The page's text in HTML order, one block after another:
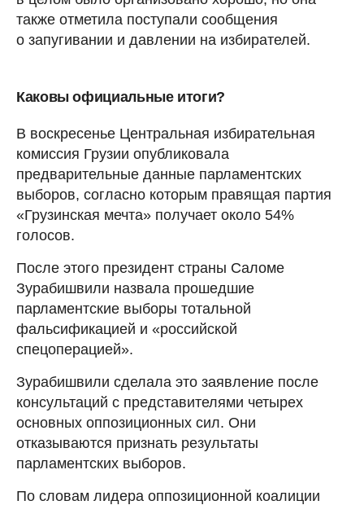
также отметила поступали сообщения
о запугивании и давлении на избирателей.
Каковы официальные итоги?
В воскресенье Центральная избирательная
комиссия Грузии опубликовала
предварительные данные парламентских
выборов, согласно которым правящая партия
«Грузинская мечта» получает около 54%
голосов.
После этого президент страны Саломе
Зурабишвили назвала прошедшие
парламентские выборы тотальной
фальсификацией и «российской
спецоперацией».
Зурабишвили сделала это заявление после
консультаций с представителями четырех
основных оппозиционных сил. Они
отказываются признать результаты
парламентских выборов.
По словам лидера оппозиционной коалиции